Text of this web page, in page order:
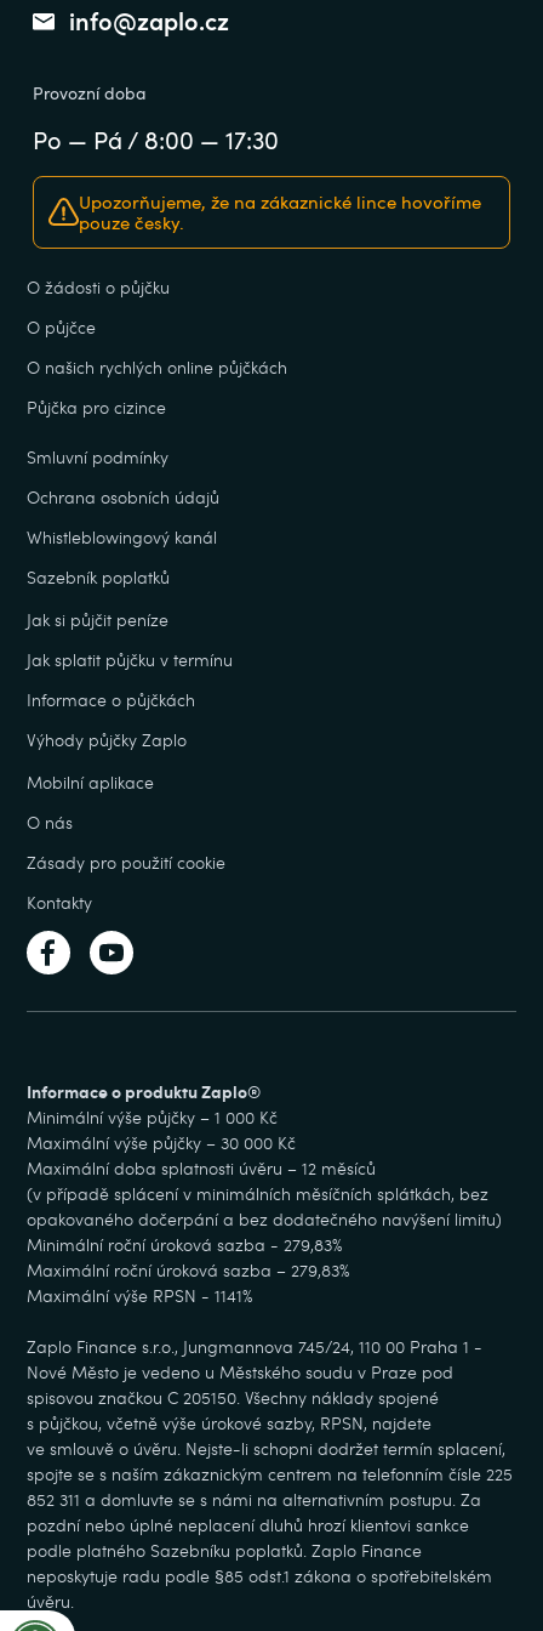
info@zaplo.cz
Provozní doba
Po — Pá / 8:00 — 17:30
Upozorňujeme, že na zákaznické lince hovoříme
pouze česky.
O žádosti o půjčku
O půjčce
O našich rychlých online půjčkách
Půjčka pro cizince
Smluvní podmínky
Ochrana osobních údajů
Whistleblowingový kanál
Sazebník poplatků
Jak si půjčit peníze
Jak splatit půjčku v termínu
Informace o půjčkách
Výhody půjčky Zaplo
Mobilní aplikace
O nás
Zásady pro použití cookie
Kontakty
Informace o produktu Zaplo®
Minimální výše půjčky – 1 000 Kč
Maximální výše půjčky – 30 000 Kč
Maximální doba splatnosti úvěru – 12 měsíců
(v případě splácení v minimálních měsíčních splátkách, bez
opakovaného dočerpání a bez dodatečného navýšení limitu)
Minimální roční úroková sazba - 279,83%
Maximální roční úroková sazba – 279,83%
Maximální výše RPSN - 1141%
Zaplo Finance s.r.o., Jungmannova 745/24, 110 00 Praha 1 -
Nové Město je vedeno u Městského soudu v Praze pod
spisovou značkou C 205150. Všechny náklady spojené
s půjčkou, včetně výše úrokové sazby, RPSN, najdete
ve smlouvě o úvěru. Nejste-li schopni dodržet termín splacení,
spojte se s naším zákaznickým centrem na telefonním čísle 225
852 311 a domluvte se s námi na alternativním postupu. Za
pozdní nebo úplné neplacení dluhů hrozí klientovi sankce
podle platného Sazebníku poplatků. Zaplo Finance
neposkytuje radu podle §85 odst.1 zákona o spotřebitelském
úvěru.